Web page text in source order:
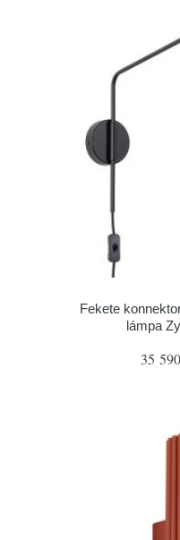
Fekete
lámpa
35